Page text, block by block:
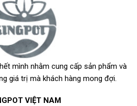
TP Hà Nội ( đối diện số 64 Vũ
Xã Phụng Châu, Phường Chương
mình nhằm cung cấp sản phẩm và
giá trị mà khách hàng mong đợi.
VIỆT NAM